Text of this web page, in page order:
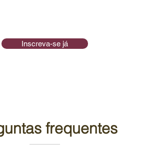
Inscreva-se já
frequentes